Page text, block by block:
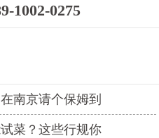
1002-0275
南京请个保姆到
菜？这些行规你